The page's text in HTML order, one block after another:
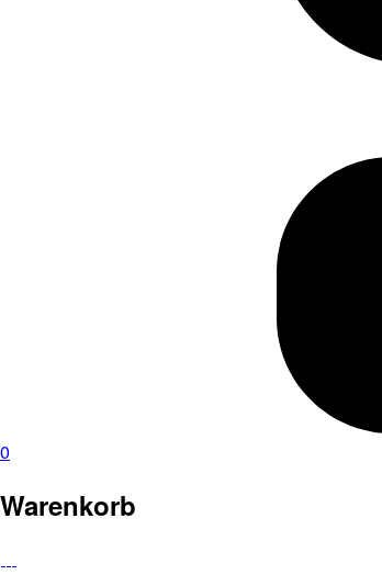
0
Warenkorb